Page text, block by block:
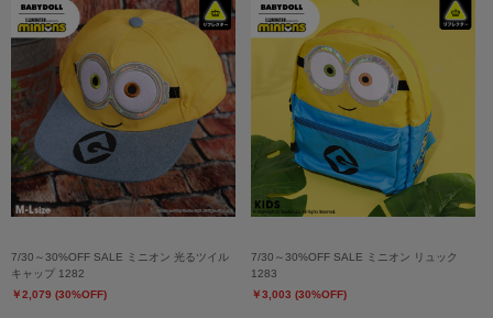
7/30～30%OFF SALE ミニオン 光るツイル
キャップ 1282
￥2,079 (30%OFF)
7/30～30%OFF SALE ミニオン リュック
1283
￥3,003 (30%OFF)